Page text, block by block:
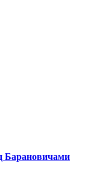
Барановичами